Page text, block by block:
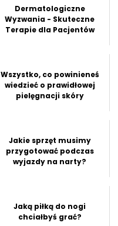
Dermatologiczne
Wyzwania - Skuteczne
Terapie dla Pacjentów
Wszystko, co powinieneś
wiedzieć o prawidłowej
pielęgnacji skóry
Jakie sprzęt musimy
przygotować podczas
wyjazdy na narty?
Jaką piłką do nogi
chciałbyś grać?